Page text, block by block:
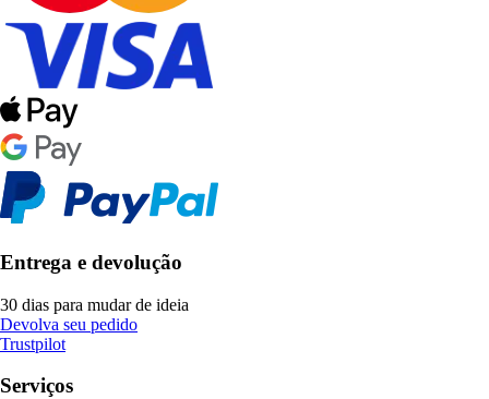
Entrega e devolução
30 dias para mudar de ideia
Devolva seu pedido
Trustpilot
Serviços